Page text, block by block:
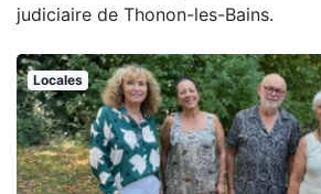
judiciaire de Thonon-les-Bains.
Locales